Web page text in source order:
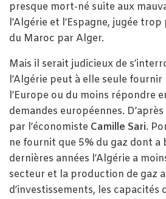
presque mort-né suite aux
l’Algérie et l’Espagne, jugée
du Maroc par Alger.
Mais il serait judicieux de
l’Algérie peut à elle seule fournir
l’Europe ou du moins répondre
demandes européennes.
par l’économiste Camille Sari.
ne fournit que 5% du gaz dont a
dernières années l’Algérie a
secteur et la production de gaz
d’investissements, les capacités